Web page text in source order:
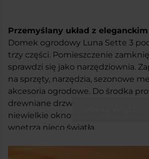
Przemyślany układ z
Domek ogrodowy Luna Sette 3
trzy części. Pomieszczenie
sprawdzi się jako narzędziownia.
na sprzęty, narzędzia, sezonowe
akcesoria ogrodowe. Do środka
drewniane drzwi zamykane na
niewielkie okno uchylne, które
wnętrza nieco światła.